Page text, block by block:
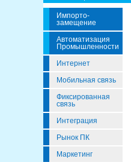
Импорто­
Замещение
Автоматизация
Промышленности
Интернет
Мобильная связь
Фиксированная
связь
Интеграция
Рынок ПК
Маркетинг